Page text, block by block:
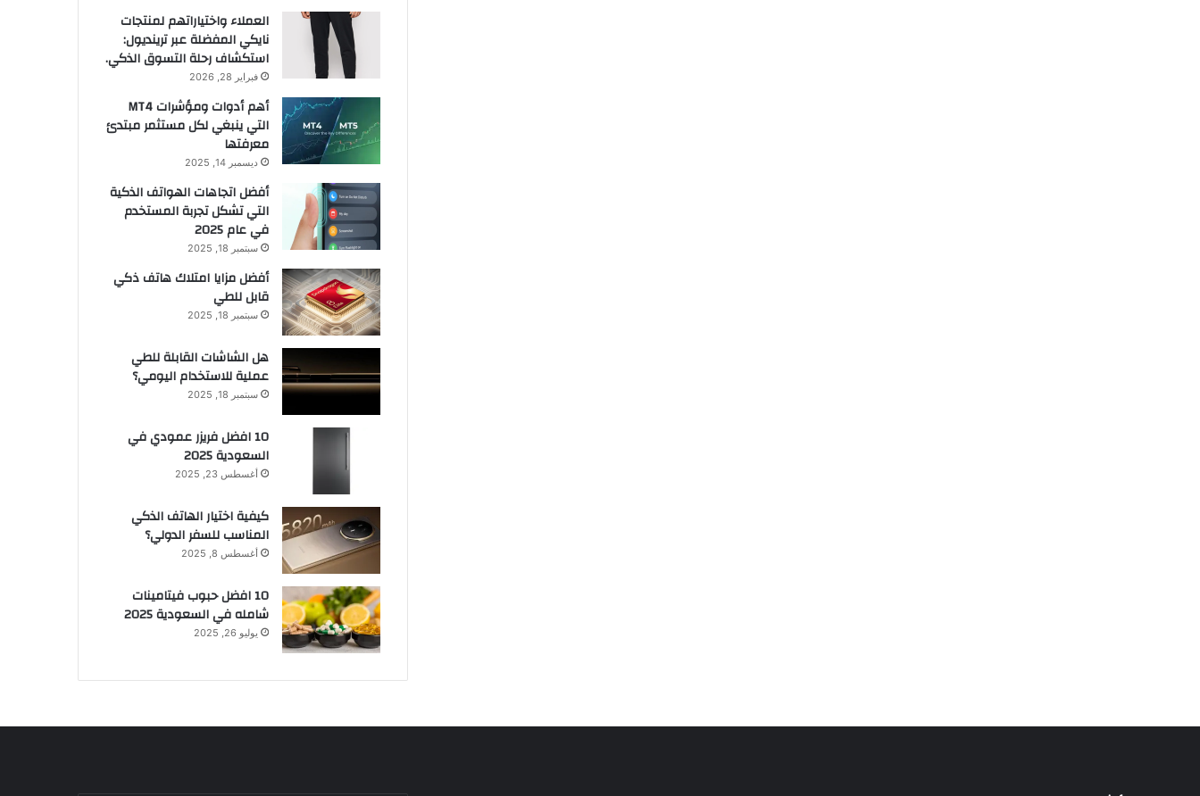
العملاء واختياراتهم لمنتجات
نايكي المفضلة عبر ترينديول:
استكشاف رحلة التسوق الذكي.
فبراير 28, 2026
أهم أدوات ومؤشرات MT4
التي ينبغي لكل مستثمر مبتدئ
معرفتها
ديسمبر 14, 2025
أفضل اتجاهات الهواتف الذكية
التي تشكل تجربة المستخدم
في عام 2025
سبتمبر 18, 2025
أفضل مزايا امتلاك هاتف ذكي
قابل للطي
سبتمبر 18, 2025
هل الشاشات القابلة للطي
عملية للاستخدام اليومي؟
سبتمبر 18, 2025
10 افضل فريزر عمودي​ في
السعودية​ 2025
أغسطس 23, 2025
كيفية اختيار الهاتف الذكي
المناسب للسفر الدولي؟
أغسطس 8, 2025
10 افضل حبوب فيتامينات
شامله​ في السعودية 2025
يوليو 26, 2025